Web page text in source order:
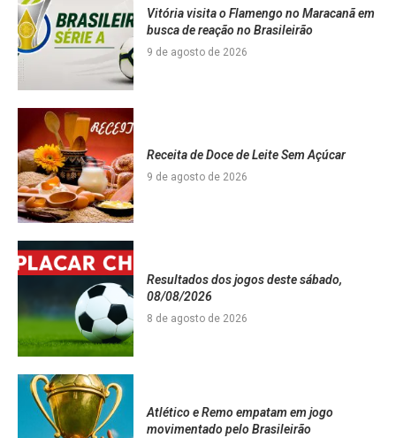
Vitória visita o Flamengo no Maracanã em
busca de reação no Brasileirão
9 de agosto de 2026
Receita de Doce de Leite Sem Açúcar
9 de agosto de 2026
Resultados dos jogos deste sábado,
08/08/2026
8 de agosto de 2026
Atlético e Remo empatam em jogo
movimentado pelo Brasileirão